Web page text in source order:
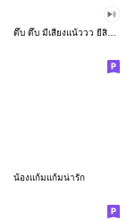
ดึ๊บ ดึ๊บ มีเสียงแน้ววว ยี่สิบหก
น้องแก้มแก้มน่ารัก